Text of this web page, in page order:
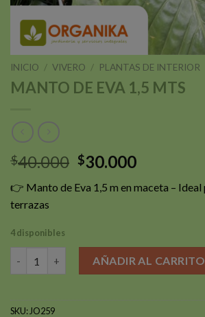
INICIO / VIVERO / PLANTAS DE INTERIOR
MANTO DE EVA 1,5 MTS
$40.000 El
original
$30.000El
actual
👉 Manto de Eva 1,5 m en maceta – Ideal
terrazas
4 disponibles
MANTO DE EVA 1,5 MTS cantidad
AÑADIR AL CARRITO
SKU: JO259